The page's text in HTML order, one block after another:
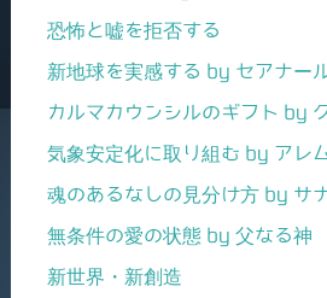
恐怖と嘘を拒否する
新地球を実感する by セアナー
カルマカウンシルのギフト by
気象安定化に取り組む by アレ
魂のあるなしの見分け方 by サ
無条件の愛の状態 by 父なる神
新世界・新創造